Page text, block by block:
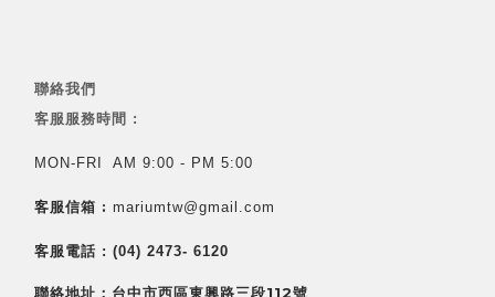
聯絡我們
客服服務時間 :
MON-FRI AM 9:00 - PM 5:00
客服信箱 : mariumtw@gmail.com
客服電話 : (04) 2473- 6120
聯絡地址：台中市西區東興路三段112號